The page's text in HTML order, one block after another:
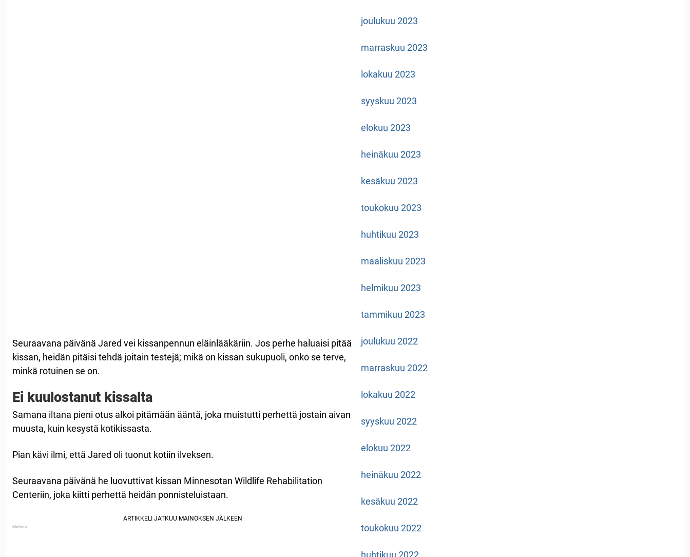
Seuraavana päivänä Jared vei kissanpennun eläinlääkäriin. Jos perhe haluaisi pitää
kissan, heidän pitäisi tehdä joitain testejä; mikä on kissan sukupuoli, onko se terve,
minkä rotuinen se on.
Ei kuulostanut kissalta
Samana iltana pieni otus alkoi pitämään ääntä, joka muistutti perhettä jostain aivan
muusta, kuin kesystä kotikissasta.
Pian kävi ilmi, että Jared oli tuonut kotiin ilveksen.
Seuraavana päivänä he luovuttivat kissan Minnesotan Wildlife Rehabilitation
Centeriin, joka kiitti perhettä heidän ponnisteluistaan.
joulukuu 2023
marraskuu 2023
lokakuu 2023
syyskuu 2023
elokuu 2023
heinäkuu 2023
kesäkuu 2023
toukokuu 2023
huhtikuu 2023
maaliskuu 2023
helmikuu 2023
tammikuu 2023
joulukuu 2022
marraskuu 2022
lokakuu 2022
syyskuu 2022
elokuu 2022
heinäkuu 2022
kesäkuu 2022
toukokuu 2022
huhtikuu 2022